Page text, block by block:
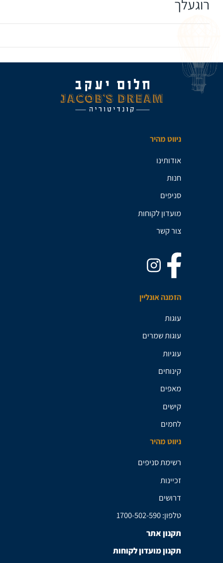
רוגעלך
ניווט מהיר
אודותינו
חנות
סניפים
מועדון לקוחות
צור קשר
הזמנה אונליין
עוגות
עוגות שמרים
עוגיות
קינוחים
מאפים
קישים
לחמים
ניווט מהיר
רשימת סניפים
זכיינות
דרושים
טלפון: 1700-502-590
תקנון אתר
תקנון מועדון לקוחות